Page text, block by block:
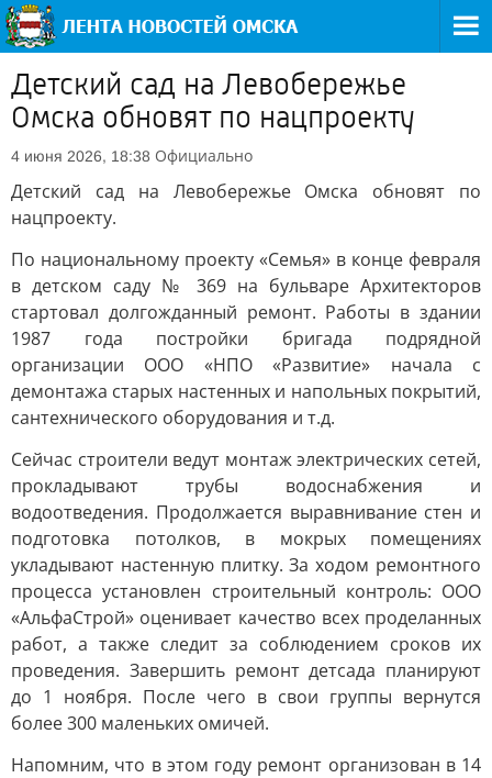
Детский сад на Левобережье
Омска обновят по нацпроекту
4 июня 2026, 18:38 Официально
Детский сад на Левобережье Омска обновят по
нацпроекту.
По национальному проекту «Семья» в конце февраля
в детском саду № 369 на бульваре Архитекторов
стартовал долгожданный ремонт. Работы в здании
1987 года постройки бригада подрядной
организации ООО «НПО «Развитие» начала с
демонтажа старых настенных и напольных покрытий,
сантехнического оборудования и т.д.
Сейчас строители ведут монтаж электрических сетей,
прокладывают трубы водоснабжения и
водоотведения. Продолжается выравнивание стен и
подготовка потолков, в мокрых помещениях
укладывают настенную плитку. За ходом ремонтного
процесса установлен строительный контроль: ООО
«АльфаСтрой» оценивает качество всех проделанных
работ, а также следит за соблюдением сроков их
проведения. Завершить ремонт детсада планируют
до 1 ноября. После чего в свои группы вернутся
более 300 маленьких омичей.
Напомним, что в этом году ремонт организован в 14